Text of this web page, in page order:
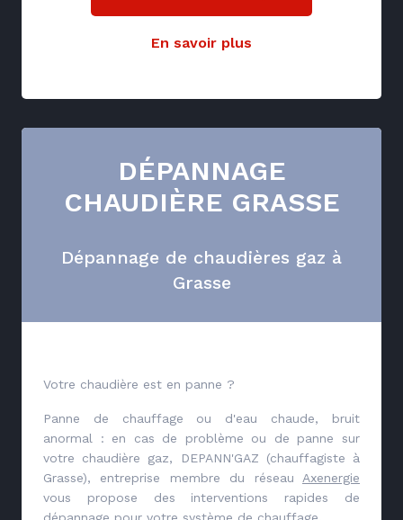
En savoir plus
DÉPANNAGE
CHAUDIÈRE GRASSE
Dépannage de chaudières gaz à
Grasse
Votre chaudière est en panne ?
Panne de chauffage ou d'eau chaude, bruit
anormal : en cas de problème ou de panne sur
votre chaudière gaz, DEPANN'GAZ (chauffagiste à
Grasse), entreprise membre du réseau Axenergie
vous propose des interventions rapides de